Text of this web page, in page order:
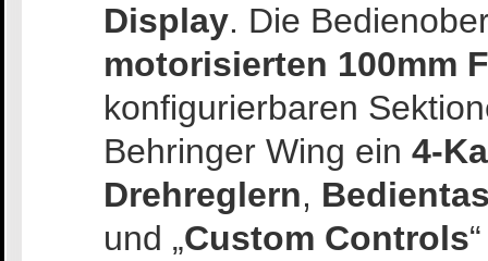
Display. Die
motorisierten 100mm
konfigurierbaren
Behringer Wing ein 4-
Drehreglern,
und „Custom Controls